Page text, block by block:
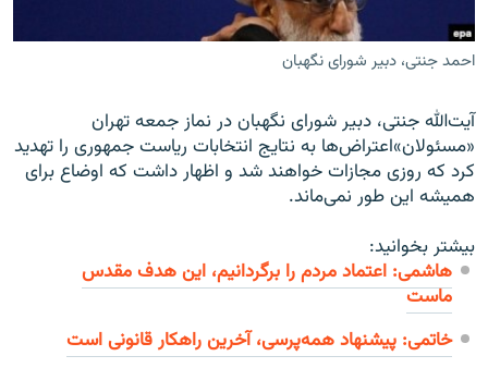
زبان‌های دیگر
احمد جنتی، دبیر شورای نگهبان
آیت‌الله جنتی، دبیر شورای نگهبان در نماز جمعه تهران
«مسئولان»اعتراض‌ها به نتایج انتخابات ریاست‌ جمهوری را تهدید
کرد که روزی مجازات خواهند شد و اظهار داشت که اوضاع برای
همیشه این طور نمی‌ماند.
بیشتر بخوانید:
هاشمی: اعتماد مردم را برگردانیم، این هدف مقدس
ماست
خاتمی: پيشنهاد همه‌پرسی، آخرين راهکار قانونی است